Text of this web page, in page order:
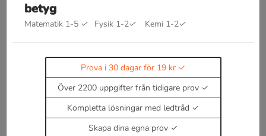
Bra att kunna inom kraft på laddade
partiklar - couloumbs lag
Coloumbs lag
Q1Q2r2
8.988⋅109 Nm2/(As)2
och r är
avståndet mellan objekten.
betyg
Matematik 1-5 ✓ Fysik 1-2✓ Kemi 1-2✓
Prova i 30 dagar för 19 kr
Över 2200 uppgifter från tidigare prov
Kompletta lösningar med ledtråd
Skapa dina egna prov